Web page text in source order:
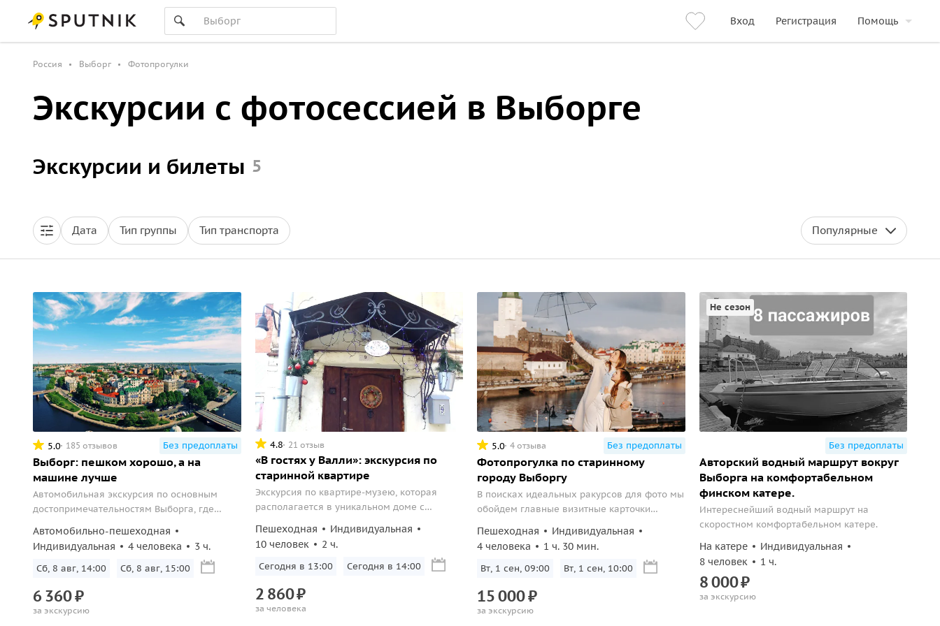
Вход Регистрация Помощь
Россия Выборг Фотопрогулки
Экскурсии с фотосессией в Выборге
Экскурсии и билеты 5
Дата Тип группы Тип транспорта Популярные
5.0 185 отзывов Без предоплаты
Выборг: пешком хорошо, а на
машине лучше
Автомобильная экскурсия по основным
достопримечательностям Выборга, где
башню, Ратушу, Рыночную площадь,
средневековую башню Святого Олафа и
многое другое
Автомобильно-пешеходная
Индивидуальная
4 человека 3 ч.
Сб, 8 авг, 14:00 Сб, 8 авг, 15:00
6 360₽
за экскурсию
4.8 21 отзыв
«В гостях у Валли»: экскурсия по
старинной квартире
Экскурсия по квартире-музею, которая
располагается в уникальном доме с
архитектуры федерального значения. Обзор
дивного интерьера и различных предметов
старины с мастер-классом по
блюда!
Пешеходная
Индивидуальная
10 человек
2 ч.
Сегодня в 13:00 Сегодня в 14:00
2 860₽
за человека
5.0 4 отзыва Без предоплаты
Фотопрогулка по старинному
городу Выборгу
В поисках идеальных ракурсов для фото мы
обойдем главные визитные карточки
исторические факты и попробуете местные
лакомства.
Пешеходная
Индивидуальная
4 человека
1 ч. 30 мин.
Вт, 1 сен, 09:00 Вт, 1 сен, 10:00
15000₽
за экскурсию
Не сезон
Без предоплаты
Авторский водный маршрут вокруг
Выборга на комфортабельном
финском катере.
Интереснейший водный маршрут на
скоростном комфортабельном катере.
На катере
Индивидуальная
8 человек
1 ч.
8000₽
за экскурсию